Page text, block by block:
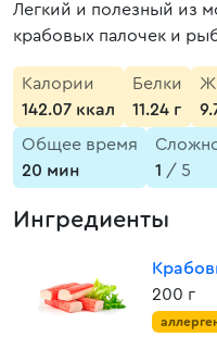
Легкий и полезный из
крабовых палочек и
Калории
142.07 ккал
Белки
11.24 г
Общее время
20 мин
1 / 5
Ингредиенты
200 г